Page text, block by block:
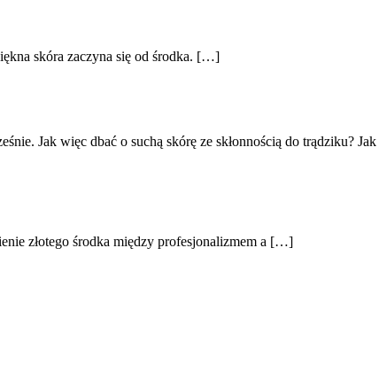
skóra zaczyna się od środka. […]
Jak więc dbać o suchą skórę ze skłonnością do trądziku?
złotego środka między profesjonalizmem a […]